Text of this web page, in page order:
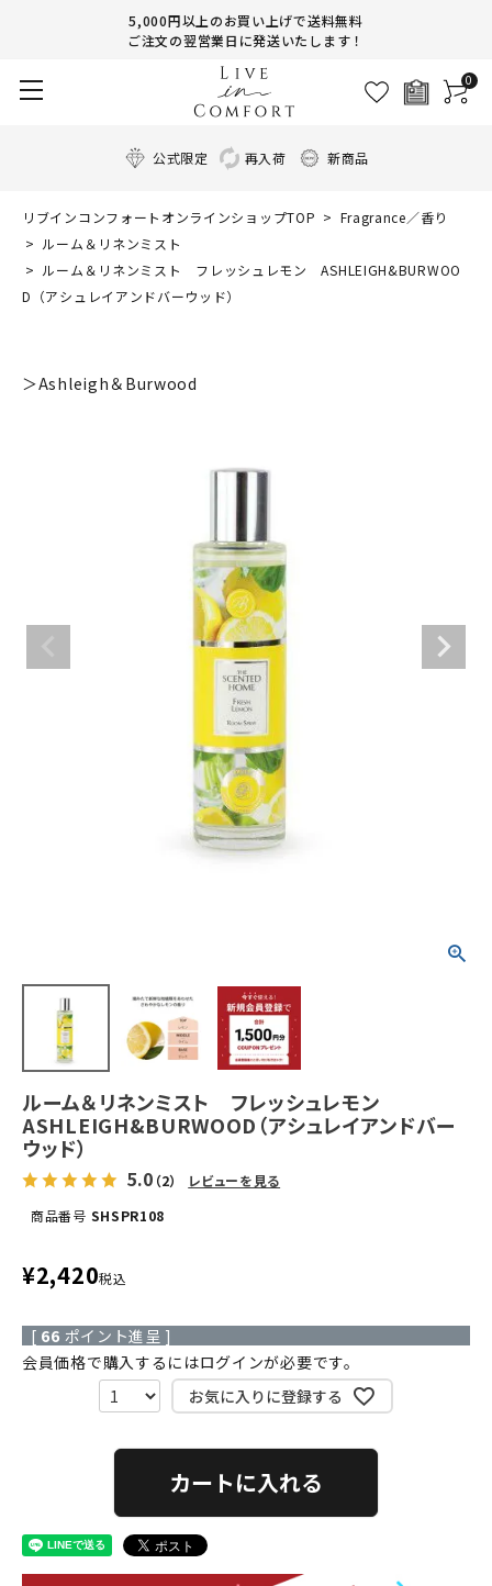
5,000円以上のお買い上げで送料無料
ご注文の翌営業日に発送いたします！
0
公式限定 再入荷 新商品
リブインコンフォートオンラインショップTOP
Fragrance／香り
ルーム＆リネンミスト
ルーム＆リネンミスト フレッシュレモン ASHLEIGH&BURWOO
D（アシュレイアンドバーウッド）
＞Ashleigh＆Burwood
ルーム＆リネンミスト フレッシュレモン
ASHLEIGH&BURWOOD（アシュレイアンドバー
ウッド）
5.0 （2）
レビューを見る
商品番号 SHSPR108
¥2,420税込
[ 66 ポイント進呈 ]
会員価格で購入するにはログインが必要です。
お気に入りに登録する
カートに入れる